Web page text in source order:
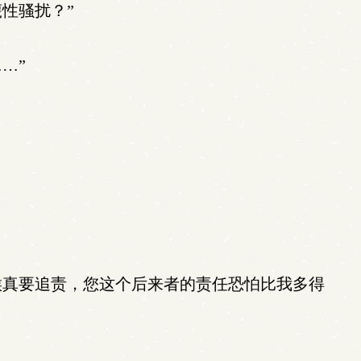
骚扰？”
要追责，您这个后来者的责任恐怕比我多得